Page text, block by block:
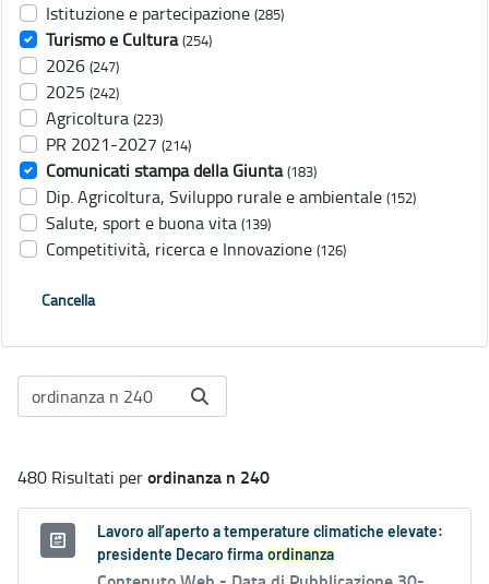
Istituzione e partecipazione (285)
Turismo e Cultura (254)
2026 (247)
2025 (242)
Agricoltura (223)
PR 2021-2027 (214)
Comunicati stampa della Giunta (183)
Dip. Agricoltura, Sviluppo rurale e ambientale (152)
Salute, sport e buona vita (139)
Competitività, ricerca e Innovazione (126)
Cancella
480 Risultati perordinanza n 240
Lavoro all’aperto a temperature climatiche elevate:
presidente Decaro firma ordinanza